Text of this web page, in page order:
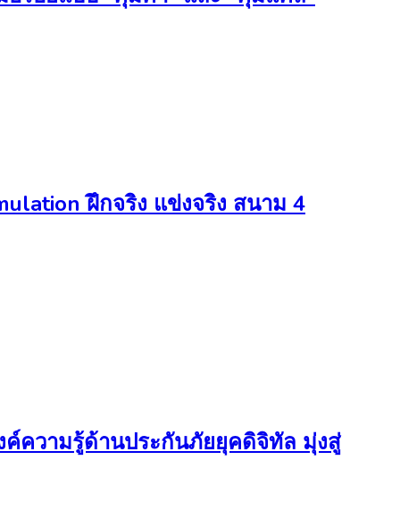
ฝึกจริง แข่งจริง สนาม 4
ค์ความรู้ด้านประกันภัยยุคดิจิทัล มุ่งสู่